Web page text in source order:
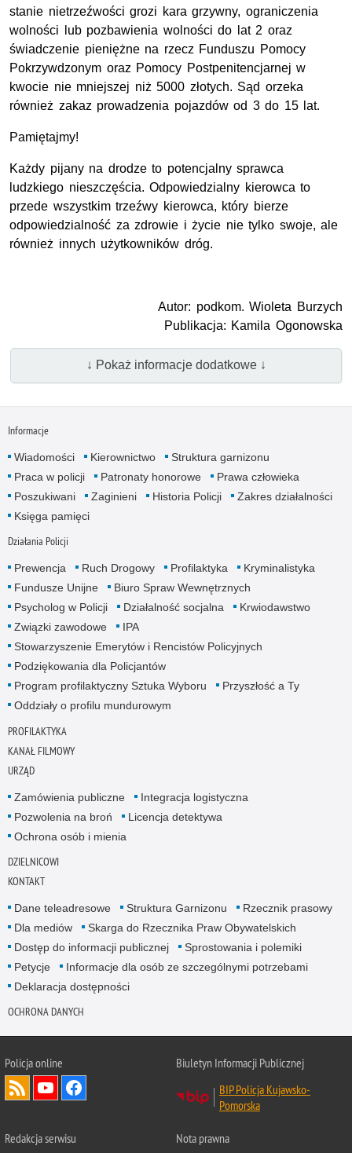
stanie nietrzeźwości grozi kara grzywny, ograniczenia
wolności lub pozbawienia wolności do lat 2 oraz
świadczenie pieniężne na rzecz Funduszu Pomocy
Pokrzywdzonym oraz Pomocy Postpenitencjarnej w
kwocie nie mniejszej niż 5000 złotych. Sąd orzeka
również zakaz prowadzenia pojazdów od 3 do 15 lat.
Pamiętajmy!
Każdy pijany na drodze to potencjalny sprawca
ludzkiego nieszczęścia. Odpowiedzialny kierowca to
przede wszystkim trzeźwy kierowca, który bierze
odpowiedzialność za zdrowie i życie nie tylko swoje, ale
również innych użytkowników dróg.
Autor: podkom. Wioleta Burzych
Publikacja: Kamila Ogonowska
↓ Pokaż informacje dodatkowe ↓
Informacje
Wiadomości Kierownictwo
Struktura garnizonu
Praca w policji
Patronaty honorowe
Prawa człowieka
Poszukiwani
Zaginieni Historia Policji
Zakres działalności
Księga pamięci
Działania Policji
Prewencja Ruch Drogowy Profilaktyka
Kryminalistyka
Fundusze Unijne
Biuro Spraw Wewnętrznych
Psycholog w Policji
Działalność socjalna
Krwiodawstwo
Związki zawodowe
IPA
Stowarzyszenie Emerytów i Rencistów Policyjnych
Podziękowania dla Policjantów
Program profilaktyczny Sztuka Wyboru
Przyszłość a Ty
Oddziały o profilu mundurowym
PROFILAKTYKA
KANAŁ FILMOWY
URZĄD
Zamówienia publiczne
Integracja logistyczna
Pozwolenia na broń
Licencja detektywa
Ochrona osób i mienia
DZIELNICOWI
KONTAKT
Dane teleadresowe Struktura Garnizonu
Rzecznik prasowy
Dla mediów
Skarga do Rzecznika Praw Obywatelskich
Dostęp do informacji publicznej
Sprostowania i polemiki
Petycje
Informacje dla osób ze szczególnymi potrzebami
Deklaracja dostępności
OCHRONA DANYCH
Policja online
Biuletyn Informacji Publicznej
BIP Policja Kujawsko-
Pomorska
Redakcja serwisu
Nota prawna